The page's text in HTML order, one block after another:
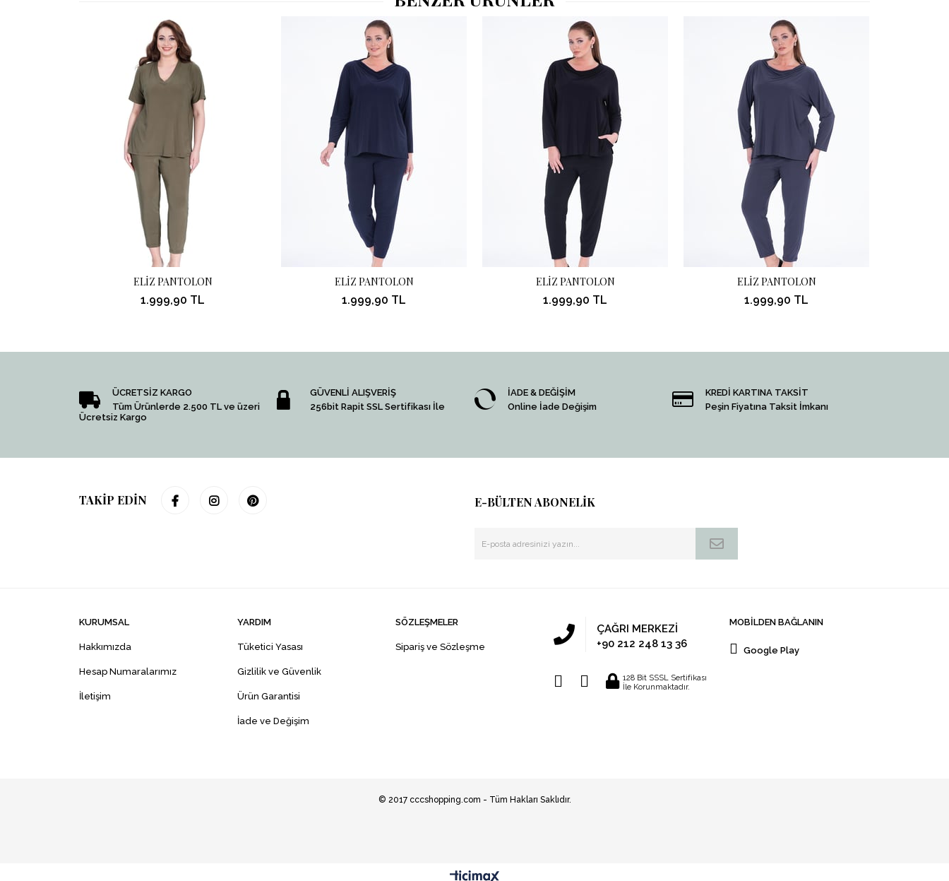
ELİZ PANTOLON
1.999,90 TL
ELİZ PANTOLON
1.999,90 TL
ELİZ PANTOLON
1.999,90 TL
ELİZ PANTOLON
1.999,90 TL
ÜCRETSİZ KARGO
Tüm Ürünlerde 2.500 TL ve üzeri
Ücretsiz Kargo
GÜVENLİ ALIŞVERİŞ
256bit Rapit SSL Sertifikası İle
İADE & DEĞİŞİM
Online İade Değişim
KREDİ KARTINA TAKSİT
Peşin Fiyatına Taksit İmkanı
TAKİP EDİN E-BÜLTEN ABONELİK
KURUMSAL
Hakkımızda
Hesap Numaralarımız
İletişim
YARDIM
Tüketici Yasası
Gizlilik ve Güvenlik
Ürün Garantisi
İade ve Değişim
SÖZLEŞMELER
Sipariş ve Sözleşme
ÇAĞRI MERKEZİ
+90 212 248 13 36
128 Bit SSSL Sertifikası
İle Korunmaktadır.
MOBİLDEN BAĞLANIN
Google Play
© 2017 cccshopping.com - Tüm Hakları Saklıdır.